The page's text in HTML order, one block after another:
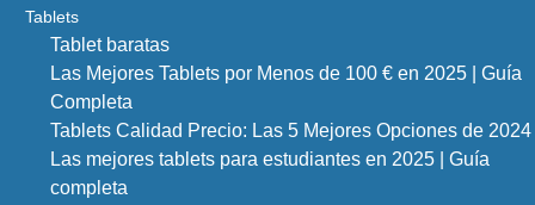
Tablets
Tablet baratas
Las Mejores Tablets por Menos de 100 € en 2025 | Guía
Completa
Tablets Calidad Precio: Las 5 Mejores Opciones de 2024
Las mejores tablets para estudiantes en 2025 | Guía
completa